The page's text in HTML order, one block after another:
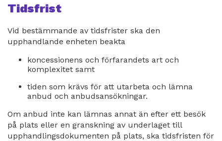
Tidsfrist
Vid bestämmande av tidsfrister ska den
upphandlande enheten beakta
koncessionens och förfarandets art och
komplexitet samt
tiden som krävs för att utarbeta och lämna
anbud och anbudsansökningar.
Om anbud inte kan lämnas annat än efter ett besök
på plats eller en granskning av underlaget till
upphandlingsdokumenten på plats, ska tidsfristen för